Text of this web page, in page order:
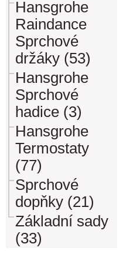
Hansgrohe
Raindance
Sprchové
držáky (53)
Hansgrohe
Sprchové
hadice (3)
Hansgrohe
Termostaty
(77)
Sprchové
dopňky (21)
Základní sady
(33)